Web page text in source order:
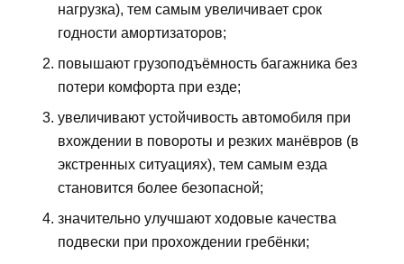
нагрузка), тем самым увеличивает срок
годности амортизаторов;
повышают грузоподъёмность багажника без
потери комфорта при езде;
увеличивают устойчивость автомобиля при
вхождении в повороты и резких манёвров (в
экстренных ситуациях), тем самым езда
становится более безопасной;
значительно улучшают ходовые качества
подвески при прохождении гребёнки;